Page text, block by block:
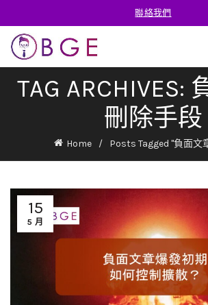
聯絡我們
TAG ARCHIVES:
刪除手段
Home Posts Tagged "負面文
15
5 月